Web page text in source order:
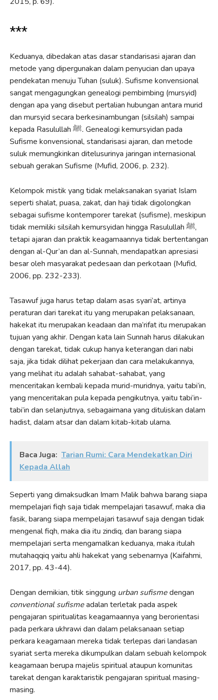
***
Keduanya, dibedakan atas dasar standarisasi ajaran dan
metode yang dipergunakan dalam penyucian dan upaya
pendekatan menuju Tuhan (suluk). Sufisme konvensional
sangat mengagungkan genealogi pembimbing (mursyid)
dengan apa yang disebut pertalian hubungan antara murid
dan mursyid secara berkesinambungan (silsilah) sampai
kepada Rasulullah ﷺ. Genealogi kemursyidan pada
Sufisme konvensional, standarisasi ajaran, dan metode
suluk memungkinkan ditelusurinya jaringan internasional
sebuah gerakan Sufisme (Mufid, 2006, p. 232).
Kelompok mistik yang tidak melaksanakan syariat Islam
seperti shalat, puasa, zakat, dan haji tidak digolongkan
sebagai sufisme kontemporer tarekat (sufisme), meskipun
tidak memiliki silsilah kemursyidan hingga Rasulullah ﷺ,
tetapi ajaran dan praktik keagamaannya tidak bertentangan
dengan al-Qur’an dan al-Sunnah, mendapatkan apresiasi
besar oleh masyarakat pedesaan dan perkotaan (Mufid,
2006, pp. 232-233).
Tasawuf juga harus tetap dalam asas syari’at, artinya
peraturan dari tarekat itu yang merupakan pelaksanaan,
hakekat itu merupakan keadaan dan ma’rifat itu merupakan
tujuan yang akhir. Dengan kata lain Sunnah harus dilakukan
dengan tarekat, tidak cukup hanya keterangan dari nabi
saja, jika tidak dilihat pekerjaan dan cara melakukannya,
yang melihat itu adalah sahabat-sahabat, yang
menceritakan kembali kepada murid-muridnya, yaitu tabi’in,
yang menceritakan pula kepada pengikutnya, yaitu tabi’in-
tabi’in dan selanjutnya, sebagaimana yang dituliskan dalam
hadist, dalam atsar dan dalam kitab-kitab ulama.
Baca Juga: Tarian Rumi: Cara Mendekatkan Diri
Kepada Allah
Seperti yang dimaksudkan Imam Malik bahwa barang siapa
mempelajari fiqh saja tidak mempelajari tasawuf, maka dia
fasik, barang siapa mempelajari tasawuf saja dengan tidak
mengenal fiqh, maka dia itu zindiq, dan barang siapa
mempelajari serta mengamalkan keduanya, maka itulah
mutahaqqiq yaitu ahli hakekat yang sebenarnya (Kaifahmi,
2017, pp. 43-44).
Dengan demikian, titik singgung urban sufismedengan
conventional sufismeadalan terletak pada aspek
pengajaran spiritualitas keagamaannya yang berorientasi
pada perkara ukhrawi dan dalam pelaksanaan setiap
perkara keagamaan mereka tidak terlepas dari landasan
syariat serta mereka dikumpulkan dalam sebuah kelompok
keagamaan berupa majelis spiritual ataupun komunitas
tarekat dengan karaktaristik pengajaran spiritual masing-
masing.